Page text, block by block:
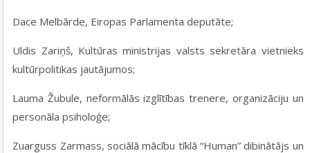
Dace Melbārde, Eiropas Parlamenta deputāte;
Uldis Zariņš, Kultūras ministrijas valsts sekretāra vietnieks
kultūrpolitikas jautājumos;
Lauma Žubule, neformālās izglītības trenere, organizāciju un
personāla psiholoģe;
Zuarguss Zarmass, sociālā mācību tīklā “Human” dibinātājs un